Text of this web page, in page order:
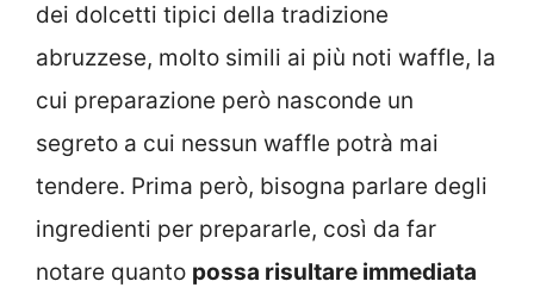
dei dolcetti tipici della tradizione
abruzzese, molto simili ai più noti waffle, la
cui preparazione però nasconde un
segreto a cui nessun waffle potrà mai
tendere. Prima però, bisogna parlare degli
ingredienti per prepararle, così da far
notare quanto possa risultare immediata